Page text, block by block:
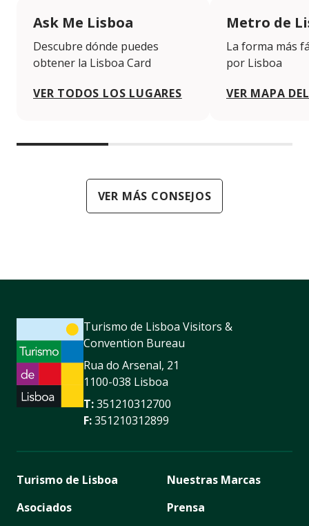
Ask Me Lisboa
Descubre dónde puedes
obtener la Lisboa Card
VER TODOS LOS LUGARES
Metro de
La forma más
por Lisboa
VER MAPA
VER MÁS CONSEJOS
Turismo de Lisboa Visitors &
Convention Bureau
Rua do Arsenal, 21
1100-038 Lisboa
T:351210312700
F:351210312899
Turismo de Lisboa
Asociados
Nuestras Marcas
Prensa